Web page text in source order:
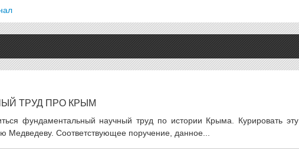
ТРУД ПРО КРЫМ
фундаментальный научный труд по истории Крыма. Курировать эту
Медведеву. Соответствующее поручение, данное...